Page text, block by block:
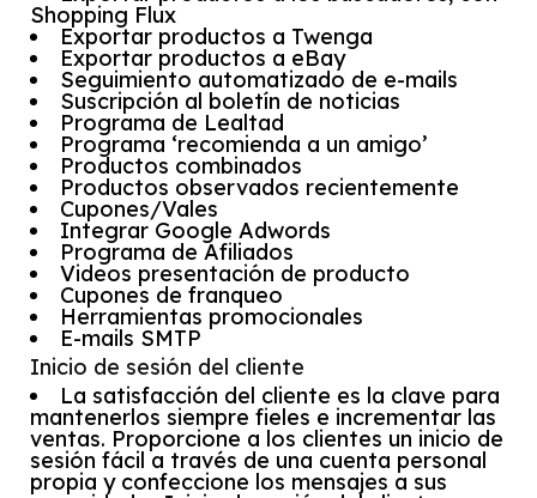
Shopping Flux
Exportar productos a Twenga
Exportar productos a eBay
Seguimiento automatizado de e-mails
Suscripción al boletín de noticias
Programa de Lealtad
Programa ‘recomienda a un amigo’
Productos combinados
Productos observados recientemente
Cupones/Vales
Integrar Google Adwords
Programa de Afiliados
Videos presentación de producto
Cupones de franqueo
Herramientas promocionales
E-mails SMTP
Inicio de sesión del cliente
La satisfacción del cliente es la clave para
mantenerlos siempre fieles e incrementar las
ventas. Proporcione a los clientes un inicio de
sesión fácil a través de una cuenta personal
propia y confeccione los mensajes a sus